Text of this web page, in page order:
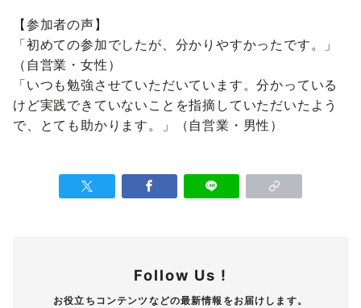
【参加者の声】
「初めての参加でしたが、分かりやすかったです。」
（自営業・女性）
「いつも勉強させていただいています。分かっている
けど実践できていないことを指摘していただいたよう
で、とても助かります。」（自営業・男性）
Follow Us !
お役立ちコンテンツなどの最新情報をお届けします。